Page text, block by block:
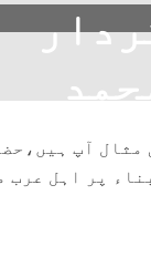
مثال آپ
پر اہل عرب